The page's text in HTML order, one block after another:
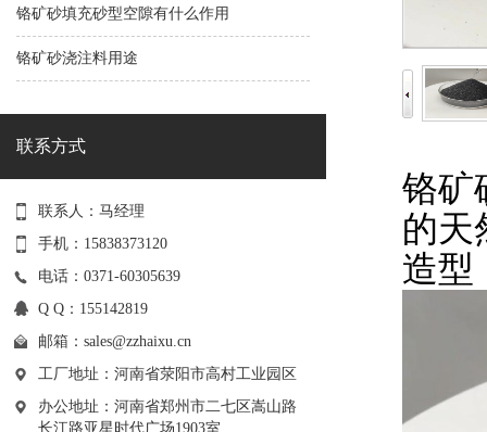
铬矿砂填充砂型空隙有什么作用
铬矿砂浇注料用途
联系方式
联系人：马经理
手机：15838373120
电话：0371-60305639
Q Q：155142819
邮箱： sales@zzhaixu.cn
工厂地址：河南省荥阳市高村工业园区
办公地址：河南省郑州市二七区嵩山路
长江路亚星时代广场1903室
铬矿
的天
造型